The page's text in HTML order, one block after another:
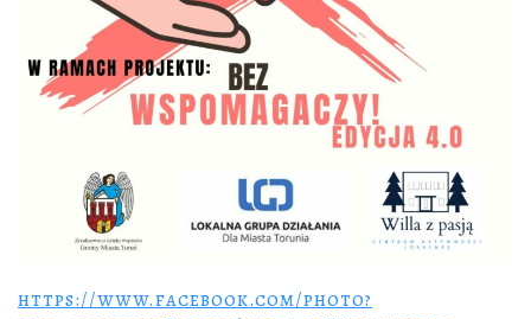
https://www.facebook.com/photo?